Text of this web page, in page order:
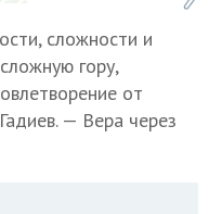
сложности и
гору,
от
— Вера через